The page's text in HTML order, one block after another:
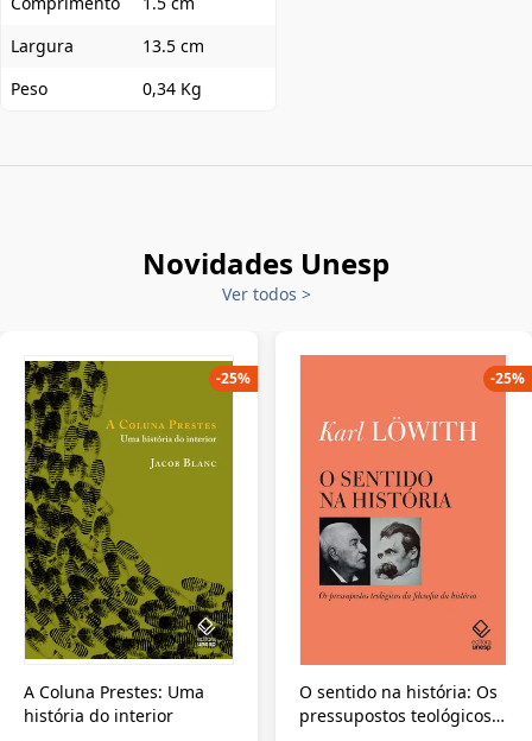
Largura
13.5 cm
Peso
0,34 Kg
Novidades Unesp
Ver todos >
A Coluna Prestes: Uma
história do interior
-25%
O sentido na história: Os
pressupostos teológicos
-25%